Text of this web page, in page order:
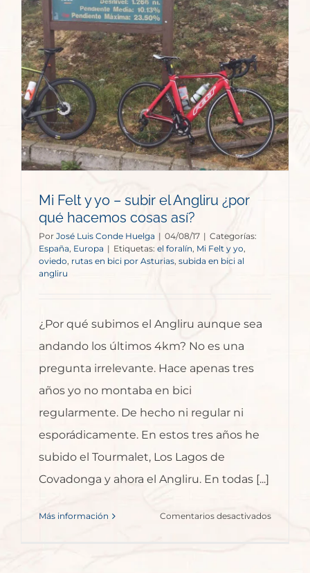
Mi Felt y yo – subir el Angliru ¿por
qué hacemos cosas así?
Por José Luis Conde Huelga | 04/08/17 | Categorías:
España, Europa | Etiquetas: el foralín, Mi Felt y yo,
oviedo, rutas en bici por Asturias, subida en bici al
angliru
¿Por qué subimos el Angliru aunque sea
andando los últimos 4km? No es una
pregunta irrelevante. Hace apenas tres
años yo no montaba en bici
regularmente. De hecho ni regular ni
esporádicamente. En estos tres años he
subido el Tourmalet, Los Lagos de
Covadonga y ahora el Angliru. En todas [...]
Más información Comentarios desactivadosen